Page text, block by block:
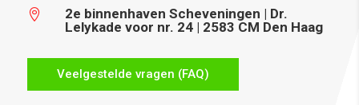

2e binnenhaven Scheveningen | Dr.
Lelykade voor nr. 24 | 2583 CM Den Haag
Veelgestelde vragen (FAQ)